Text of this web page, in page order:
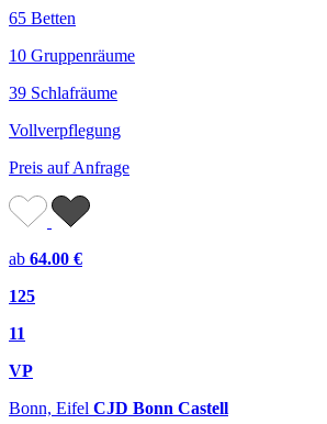
65 Betten
10 Gruppenräume
39 Schlafräume
Vollverpflegung
Preis auf Anfrage
ab 64.00 €
125
11
VP
Bonn, Eifel CJD Bonn Castell